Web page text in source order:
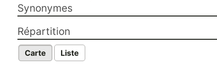
Synonymes
Répartition
Carte Liste